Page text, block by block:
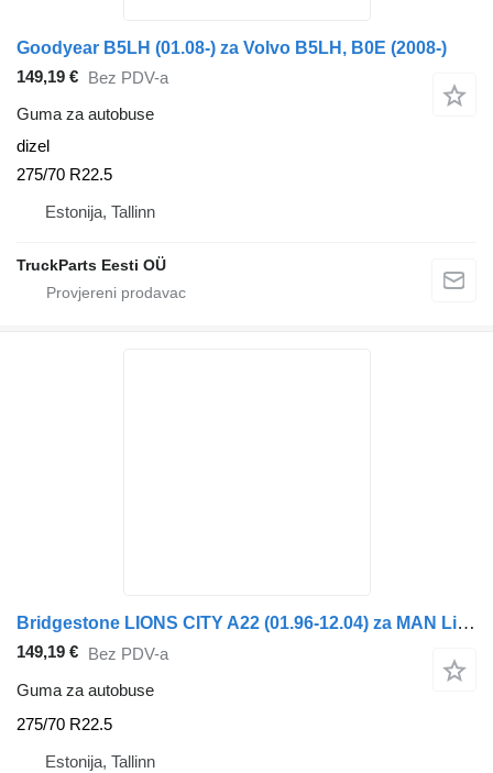
Goodyear B5LH (01.08-) za Volvo B5LH, B0E (2008-)
149,19 € Bez PDV-a
Guma za autobuse
dizel
275/70 R22.5
Estonija, Tallinn
TruckParts Eesti OÜ
Bridgestone LIONS CITY A22 (01.96-12.04) za MAN Lion's bus (1991-)
149,19 € Bez PDV-a
Guma za autobuse
275/70 R22.5
Estonija, Tallinn